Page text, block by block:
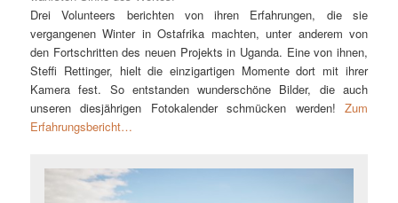
Drei Volunteers berichten von ihren Erfahrungen, die sie
vergangenen Winter in Ostafrika machten, unter anderem von
den Fortschritten des neuen Projekts in Uganda. Eine von ihnen,
Steffi Rettinger, hielt die einzigartigen Momente dort mit ihrer
Kamera fest. So entstanden wunderschöne Bilder, die auch
unseren diesjährigen Fotokalender schmücken werden! Zum
Erfahrungsbericht…